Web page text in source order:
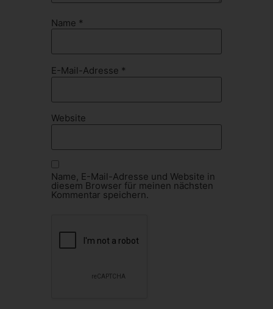
Name *
E-Mail-Adresse *
Website
Name, E-Mail-Adresse und Website in
diesem Browser für meinen nächsten
Kommentar speichern.